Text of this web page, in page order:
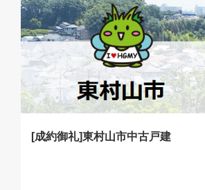
[成約御礼]東村山市中古戸建